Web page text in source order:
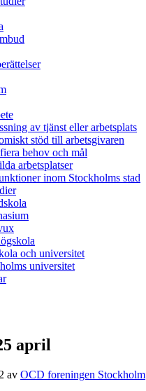
av tjänst eller arbetsplats
stöd till arbetsgivaren
behov och mål
arbetsplatser
inom Stockholms stad
och universitet
universitet
april
av OCD foreningen Stockholm